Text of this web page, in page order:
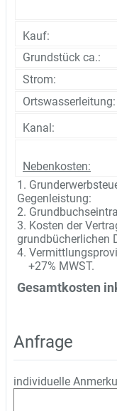
Kauf:
Grundstück ca.:
Strom:
Ortswasserleitung:
Kanal:
Nebenkosten:
1.
Gegenleistung:
2.
3. Kosten der
grundbücherlichen
4.
+27% MWST.
Gesamtkosten
Anfrage
individuelle